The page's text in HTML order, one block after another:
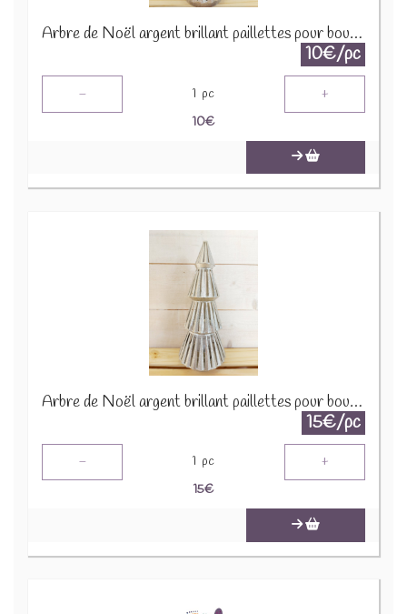
Arbre de Noël argent brillant paillettes pour bougie 1650 A1590
10€/pc
- 1 pc +
10€
Arbre de Noël argent brillant paillettes pour bougie 1650 B 2290
15€/pc
- 1 pc +
15€